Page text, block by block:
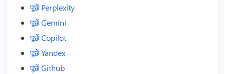
पूछें Perplexity
पूछें Gemini
पूछें Copilot
पूछें Yandex
पूछें Github